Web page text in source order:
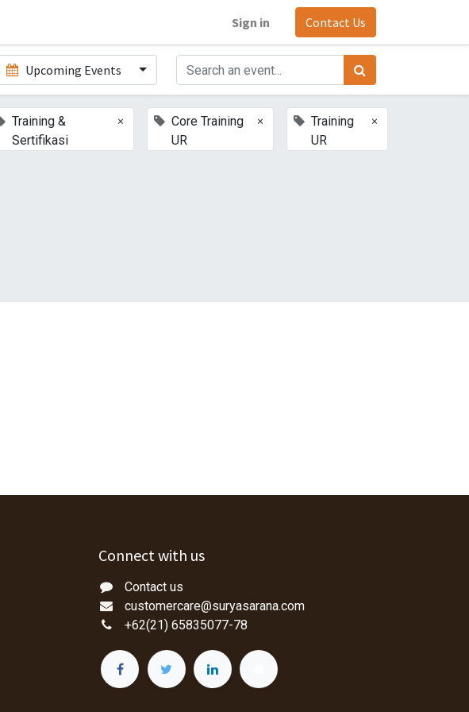
Sign in Contact Us
Upcoming Events
Training &
Sertifikasi
×
Core Training
UR
×
Training
UR
×
Connect with us
Contact us
customercare@suryasarana.com
+62(21) 65835077-78